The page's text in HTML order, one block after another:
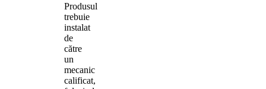
Produsul
trebuie
instalat
de
către
un
mecanic
calificat,